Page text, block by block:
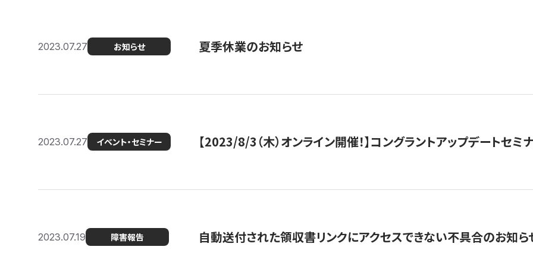
2023.07.27 お知らせ 夏季休業のお知らせ
2023.07.27 イベント・セミナー 【2023/8/3（木）オンライン開催！】コングラントアップデートセ
2023.07.19 障害報告 自動送付された領収書リンクにアクセスできない不具合のお知ら